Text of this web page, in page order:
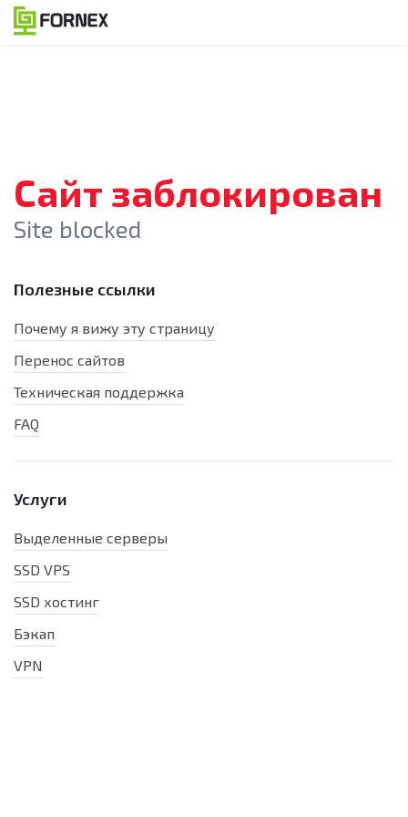
Сайт заблокирован
Site blocked
Полезные ссылки
Почему я вижу эту страницу
Перенос сайтов
Техническая поддержка
FAQ
Услуги
Выделенные серверы
SSD VPS
SSD хостинг
Бэкап
VPN